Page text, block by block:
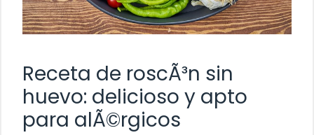
Receta de roscÃ³n sin
huevo: delicioso y apto
para alÃ©rgicos